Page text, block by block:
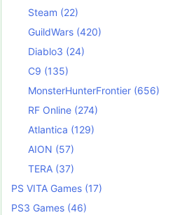
Steam (22)
GuildWars (420)
Diablo3 (24)
C9 (135)
MonsterHunterFrontier (656)
RF Online (274)
Atlantica (129)
AION (57)
TERA (37)
PS VITA Games (17)
PS3 Games (46)